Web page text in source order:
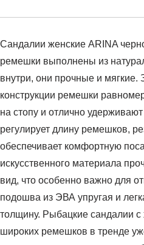
Сандалии женские ARINA
ремешки выполнены из
внутри, они прочные и мягкие.
конструкции ремешки
на стопу и отлично
регулирует длину ремешков,
обеспечивает комфортную
искусственного материала
вид, что особенно важно для
подошва из ЭВА упругая и
толщину. Рыбацкие сандалии
широких ремешков в тренде